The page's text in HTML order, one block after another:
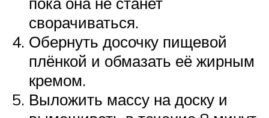
сворачиваться.
Обернуть досочку пищевой
плёнкой и обмазать её жирным
кремом.
Выложить массу на доску и